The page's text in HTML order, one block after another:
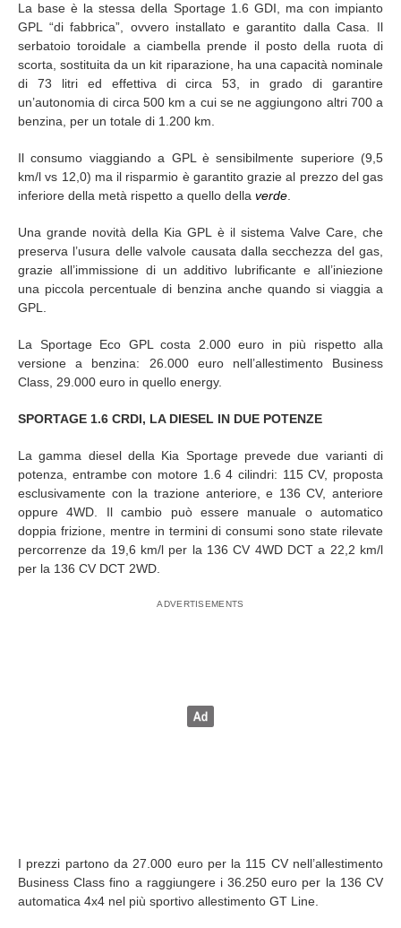
La base è la stessa della Sportage 1.6 GDI, ma con impianto
GPL “di fabbrica”, ovvero installato e garantito dalla Casa. Il
serbatoio toroidale a ciambella prende il posto della ruota di
scorta, sostituita da un kit riparazione, ha una capacità nominale
di 73 litri ed effettiva di circa 53, in grado di garantire
un’autonomia di circa 500 km a cui se ne aggiungono altri 700 a
benzina, per un totale di 1.200 km.
Il consumo viaggiando a GPL è sensibilmente superiore (9,5
km/l vs 12,0) ma il risparmio è garantito grazie al prezzo del gas
inferiore della metà rispetto a quello della verde.
Una grande novità della Kia GPL è il sistema Valve Care, che
preserva l’usura delle valvole causata dalla secchezza del gas,
grazie all’immissione di un additivo lubrificante e all’iniezione
una piccola percentuale di benzina anche quando si viaggia a
GPL.
La Sportage Eco GPL costa 2.000 euro in più rispetto alla
versione a benzina: 26.000 euro nell’allestimento Business
Class, 29.000 euro in quello energy.
SPORTAGE 1.6 CRDI, LA DIESEL IN DUE POTENZE
La gamma diesel della Kia Sportage prevede due varianti di
potenza, entrambe con motore 1.6 4 cilindri: 115 CV, proposta
esclusivamente con la trazione anteriore, e 136 CV, anteriore
oppure 4WD. Il cambio può essere manuale o automatico
doppia frizione, mentre in termini di consumi sono state rilevate
percorrenze da 19,6 km/l per la 136 CV 4WD DCT a 22,2 km/l
per la 136 CV DCT 2WD.
I prezzi partono da 27.000 euro per la 115 CV nell’allestimento
Business Class fino a raggiungere i 36.250 euro per la 136 CV
automatica 4x4 nel più sportivo allestimento GT Line.